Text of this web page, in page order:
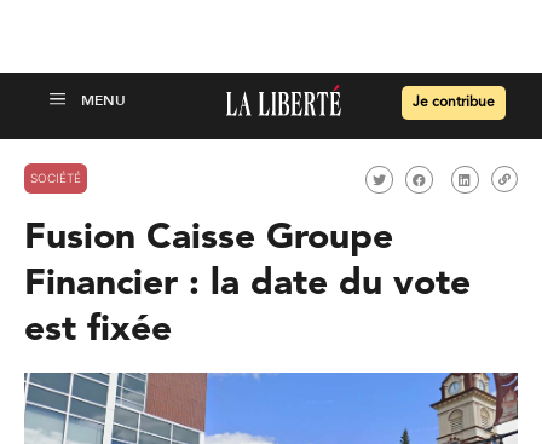
Je contribue
SOCIÉTÉ
Fusion Caisse Groupe
Financier : la date du vote
est fixée